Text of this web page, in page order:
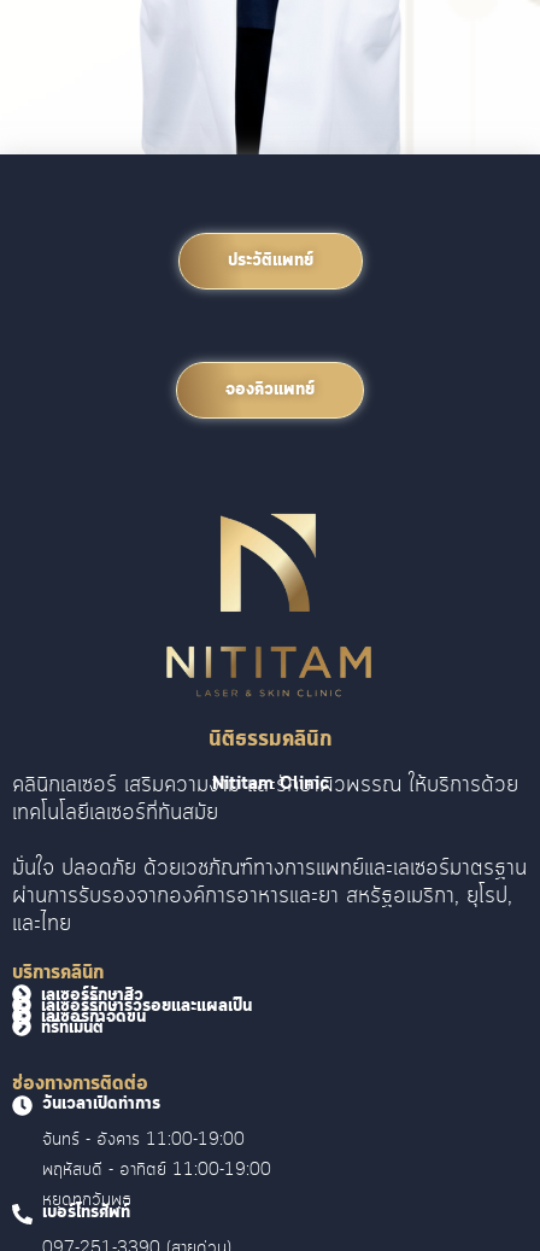
ประวัติแพทย์
จองคิวแพทย์
นิติธรรมคลินิก
Nititam Clinic
คลินิกเลเซอร์ เสริมความงาม และรักษาผิวพรรณ ให้บริการด้วย
เทคโนโลยีเลเซอร์ที่ทันสมัย
มั่นใจ ปลอดภัย ด้วยเวชภัณฑ์ทางการแพทย์และเลเซอร์มาตรฐาน
ผ่านการรับรองจากองค์การอาหารและยา สหรัฐอเมริกา, ยุโรป,
และไทย
บริการคลินิก
เลเซอร์รักษาสิว
เลเซอร์รักษาริ้วรอยและแผลเป็น
เลเซอร์กำจัดขน
ทรีทเม้นต์
ช่องทางการติดต่อ
วันเวลาเปิดทำการ
จันทร์ - อังคาร 11:00-19:00
พฤหัสบดี - อาทิตย์ 11:00-19:00
หยุดทุกวันพุธ
เบอร์โทรศัพท์